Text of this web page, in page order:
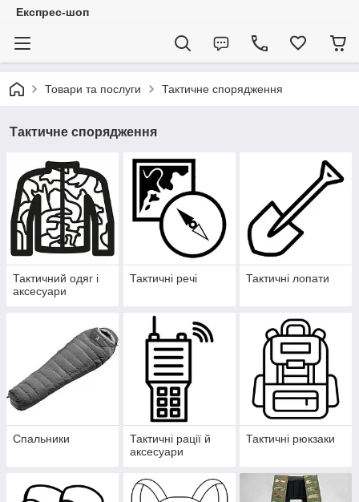
Експрес-шоп
Товари та послуги Тактичне спорядження
Тактичне спорядження
Тактичний одяг і
аксесуари
Тактичні речі Тактичні лопати
Спальники
Тактичні рації й
аксесуари
Тактичні рюкзаки